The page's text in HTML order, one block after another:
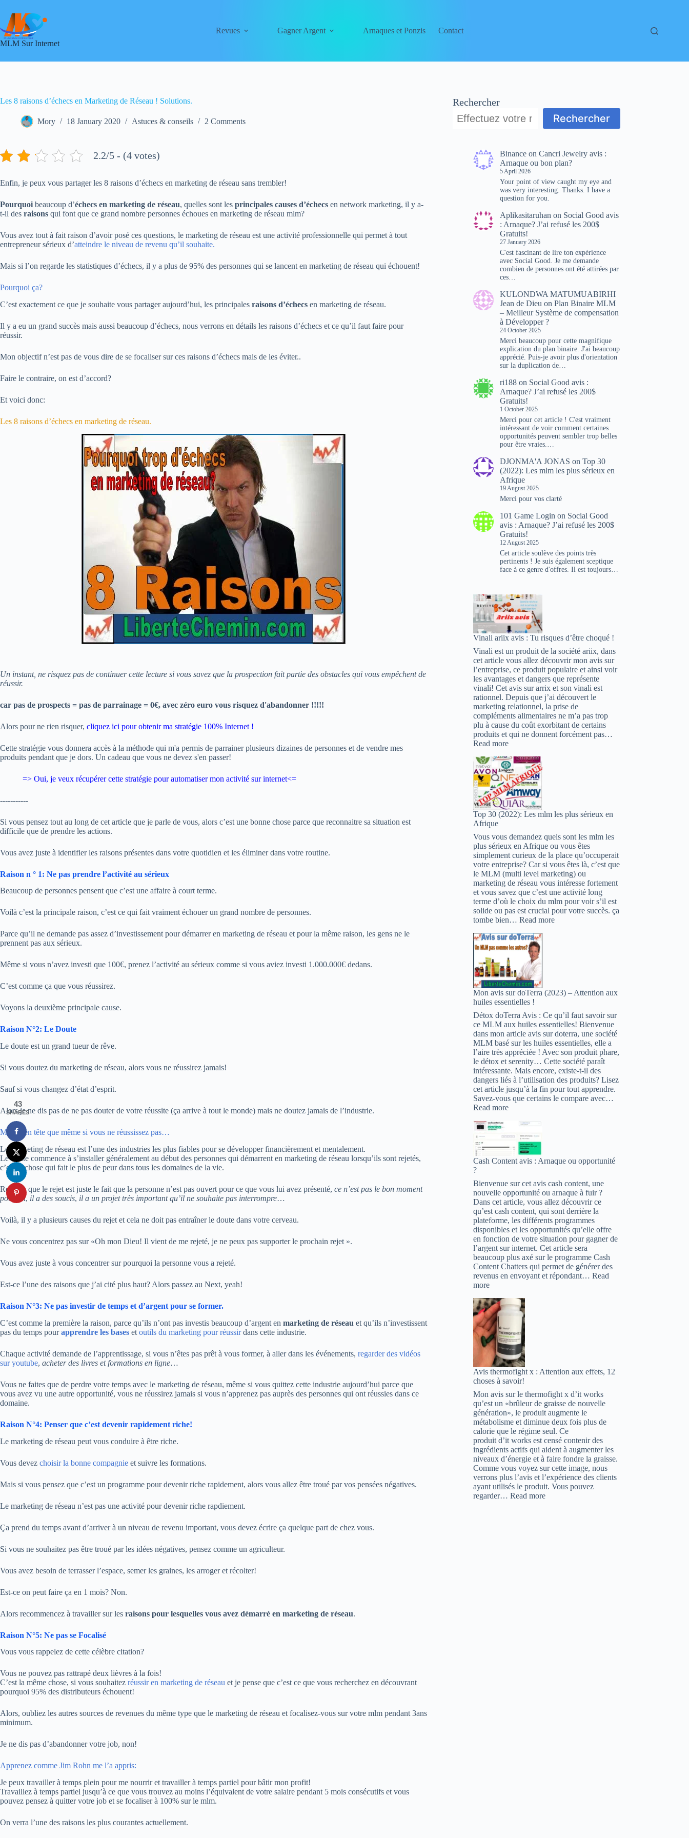
content
MLM Sur Internet
Revues Gagner Argent Arnaques et Ponzis Contact
Les 8 raisons d’échecs en Marketing de Réseau ! Solutions.
Mory 18 January 2020 Astuces & conseils 2 Comments
2.2/5 - (4 votes)
Enfin, je peux vous partager les 8 raisons d’échecs en marketing de réseau sans trembler!
Pourquoi beaucoup d’échecs en marketing de réseau, quelles sont les principales causes d’échecs en network marketing, il y a-
t-il des raisons qui font que ce grand nombre personnes échoues en marketing de réseau mlm?
Vous avez tout à fait raison d’avoir posé ces questions, le marketing de réseau est une activité professionnelle qui permet à tout
entrepreneur sérieux d’atteindre le niveau de revenu qu’il souhaite.
Mais si l’on regarde les statistiques d’échecs, il y a plus de 95% des personnes qui se lancent en marketing de réseau qui échouent!
Pourquoi ça?
C’est exactement ce que je souhaite vous partager aujourd’hui, les principales raisons d’échecs en marketing de réseau.
Il y a eu un grand succès mais aussi beaucoup d’échecs, nous verrons en détails les raisons d’échecs et ce qu’il faut faire pour
réussir.
Mon objectif n’est pas de vous dire de se focaliser sur ces raisons d’échecs mais de les éviter..
Faire le contraire, on est d’accord?
Et voici donc:
Les 8 raisons d’échecs en marketing de réseau.
Un instant, ne risquez pas de continuer cette lecture si vous savez que la prospection fait partie des obstacles qui vous empêchent de
réussir.
car pas de prospects = pas de parrainage = 0€, avec zéro euro vous risquez d'abandonner !!!!!
Alors pour ne rien risquer, cliquez ici pour obtenir ma stratégie 100% Internet !
Cette stratégie vous donnera accès à la méthode qui m'a permis de parrainer plusieurs dizaines de personnes et de vendre mes
produits pendant que je dors. Un cadeau que vous ne devez s'en passer!
=> Oui, je veux récupérer cette stratégie pour automatiser mon activité sur internet<=
-----------
Si vous pensez tout au long de cet article que je parle de vous, alors c’est une bonne chose parce que reconnaitre sa situation est
difficile que de prendre les actions.
Vous avez juste à identifier les raisons présentes dans votre quotidien et les éliminer dans votre routine.
Raison n ° 1: Ne pas prendre l’activité au sérieux
Beaucoup de personnes pensent que c’est une affaire à court terme.
Voilà c’est la principale raison, c’est ce qui fait vraiment échouer un grand nombre de personnes.
Parce qu’il ne demande pas assez d’investissement pour démarrer en marketing de réseau et pour la même raison, les gens ne le
prennent pas aux sérieux.
Même si vous n’avez investi que 100€, prenez l’activité au sérieux comme si vous aviez investi 1.000.000€ dedans.
C’est comme ça que vous réussirez.
Voyons la deuxième principale cause.
Raison N°2: Le Doute
Le doute est un grand tueur de rêve.
Si vous doutez du marketing de réseau, alors vous ne réussirez jamais!
Sauf si vous changez d’état d’esprit.
Alors je ne dis pas de ne pas douter de votre réussite (ça arrive à tout le monde) mais ne doutez jamais de l’industrie.
Mettez en tête que même si vous ne réussissez pas…
Le marketing de réseau est l’une des industries les plus fiables pour se développer financièrement et mentalement.
Le doute commence à s’installer généralement au début des personnes qui démarrent en marketing de réseau lorsqu’ils sont rejetés,
c’est la chose qui fait le plus de peur dans tous les domaines de la vie.
Retenez que le rejet est juste le fait que la personne n’est pas ouvert pour ce que vous lui avez présenté, ce n’est pas le bon moment
pour lui, il a des soucis, il a un projet très important qu’il ne souhaite pas interrompre…
Voilà, il y a plusieurs causes du rejet et cela ne doit pas entraîner le doute dans votre cerveau.
Ne vous concentrez pas sur «Oh mon Dieu! Il vient de me rejeté, je ne peux pas supporter le prochain rejet ».
Vous avez juste à vous concentrer sur pourquoi la personne vous a rejeté.
Est-ce l’une des raisons que j’ai cité plus haut? Alors passez au Next, yeah!
Raison N°3: Ne pas investir de temps et d’argent pour se former.
C’est comme la première la raison, parce qu’ils n’ont pas investis beaucoup d’argent en marketing de réseau et qu’ils n’investissent
pas du temps pourapprendre les bases et outils du marketing pour réussirdans cette industrie.
Chaque activité demande de l’apprentissage, si vous n’êtes pas prêt à vous former, à aller dans les événements, regarder des vidéos
sur youtube, acheter des livres et formations en ligne…
Vous ne faites que de perdre votre temps avec le marketing de réseau, même si vous quittez cette industrie aujourd’hui parce que
vous avez vu une autre opportunité, vous ne réussirez jamais si vous n’apprenez pas auprès des personnes qui ont réussies dans ce
domaine.
Raison N°4: Penser que c’est devenir rapidement riche!
Le marketing de réseau peut vous conduire à être riche.
Vous devez choisir la bonne compagnie et suivre les formations.
Mais si vous pensez que c’est un programme pour devenir riche rapidement, alors vous allez être troué par vos pensées négatives.
Le marketing de réseau n’est pas une activité pour devenir riche rapdiement.
Ça prend du temps avant d’arriver à un niveau de revenu important, vous devez écrire ça quelque part de chez vous.
Si vous ne souhaitez pas être troué par les idées négatives, pensez comme un agriculteur.
Vous avez besoin de terrasser l’espace, semer les graines, les arroger et récolter!
Est-ce on peut faire ça en 1 mois? Non.
Alors recommencez à travailler sur les raisons pour lesquelles vous avez démarré en marketing de réseau.
Raison N°5: Ne pas se Focalisé
Vous vous rappelez de cette célèbre citation?
Vous ne pouvez pas rattrapé deux lièvres à la fois!
C’est la même chose, si vous souhaitez réussir en marketing de réseau et je pense que c’est ce que vous recherchez en découvrant
pourquoi 95% des distributeurs échouent!
Alors, oubliez les autres sources de revenues du même type que le marketing de réseau et focalisez-vous sur votre mlm pendant 3ans
minimum.
Je ne dis pas d’abandonner votre job, non!
Apprenez comme Jim Rohn me l’a appris:
Je peux travailler à temps plein pour me nourrir et travailler à temps partiel pour bâtir mon profit!
Travaillez à temps partiel jusqu’à ce que vous trouvez au moins l’équivalent de votre salaire pendant 5 mois consécutifs et vous
pouvez pensez à quitter votre job et se focaliser à 100% sur le mlm.
On verra l’une des raisons les plus courantes actuellement.
Rechercher
Rechercher
Binance onCancri Jewelry avis :
Arnaque ou bon plan?
5 April 2026
Your point of view caught my eye and
was very interesting. Thanks. I have a
question for you.
Aplikasitaruhan on Social Good avis
: Arnaque? J’ai refusé les 200$
Gratuits!
27 January 2026
C'est fascinant de lire ton expérience
avec Social Good. Je me demande
combien de personnes ont été attirées par
ces…
KULONDWA MATUMUABIRHI
Jean de Dieu onPlan Binaire MLM
– Meilleur Système de compensation
à Développer ?
24 October 2025
Merci beaucoup pour cette magnifique
explication du plan binaire. J'ai beaucoup
apprécié. Puis-je avoir plus d'orientation
sur la duplication de…
ri188 on Social Good avis :
Arnaque? J’ai refusé les 200$
Gratuits!
1 October 2025
Merci pour cet article ! C'est vraiment
intéressant de voir comment certaines
opportunités peuvent sembler trop belles
pour être vraies.…
DJONMA'A JONAS onTop 30
(2022): Les mlm les plus sérieux en
Afrique
19 August 2025
Merci pour vos clarté
101 Game Login on Social Good
avis : Arnaque? J’ai refusé les 200$
Gratuits!
12 August 2025
Cet article soulève des points très
pertinents ! Je suis également sceptique
face à ce genre d'offres. Il est toujours…
Vinali ariix avis : Tu risques d’être choqué !
Vinali est un produit de la société ariix, dans
cet article vous allez découvrir mon avis sur
l’entreprise, ce produit populaire et ainsi voir
les avantages et dangers que représente
vinali! Cet avis sur arrix et son vinali est
rationnel. Depuis que j’ai découvert le
marketing relationnel, la prise de
compléments alimentaires ne m’a pas trop
plu à cause du coût exorbitant de certains
produits et qui ne donnent forcément pas…
Read more:
ariix
avis
:
Tu
risques
d’être
choqué
Top 30 (2022): Les mlm les plus sérieux en
Afrique
Vous vous demandez quels sont les mlm les
plus sérieux en Afrique ou vous êtes
simplement curieux de la place qu’occuperait
votre entreprise? Car si vous êtes là, c’est que
le MLM (multi level marketing) ou
marketing de réseau vous intéresse fortement
et vous savez que c’est une activité long
terme d’où le choix du mlm pour voir s’il est
solide ou pas est crucial pour votre succès. ça
tombe bien…Read more:
sérieux
Afrique
Mon avis sur doTerra (2023) – Attention aux
huiles essentielles !
Détox doTerra Avis : Ce qu’il faut savoir sur
ce MLM aux huiles essentielles! Bienvenue
dans mon article avis sur doterra, une société
MLM basé sur les huiles essentielles, elle a
l’aire très appréciée ! Avec son produit phare,
le détox et serenity… Cette société paraît
intéressante. Mais encore, existe-t-il des
dangers liés à l’utilisation des produits? Lisez
cet article jusqu’à la fin pour tout apprendre.
Savez-vous que certains le compare avec…
Read more:
avis
sur
doTerra
(2023)
–
aux
huiles
essentielles
!
Cash Content avis : Arnaque ou opportunité
?
Bienvenue sur cet avis cash content, une
nouvelle opportunité ou arnaque à fuir ?
Dans cet article, vous allez découvrir ce
qu’est cash content, qui sont derrière la
plateforme, les différents programmes
disponibles et les opportunités qu’elle offre
en fonction de votre situation pour gagner de
l’argent sur internet. Cet article sera
beaucoup plus axé sur le programme Cash
Content Chatters qui permet de générer des
revenus en envoyant et répondant…Read
more:
Content
avis
:
Arnaque
ou
opportunité
?
Avis thermofight x : Attention aux effets, 12
choses à savoir!
Mon avis sur le thermofight x d’it works
qu’est un «brûleur de graisse de nouvelle
génération», le produit augmente le
métabolisme et diminue deux fois plus de
calorie que le régime seul. Ce
produit d’it works est censé contenir des
ingrédients actifs qui aident à augmenter les
niveaux d’énergie et à faire fondre la graisse.
Comme vous voyez sur cette image, nous
verrons plus l’avis et l’expérience des clients
ayant utilisés le produit. Vous pouvez
regarder…Read more:
43
SHARES